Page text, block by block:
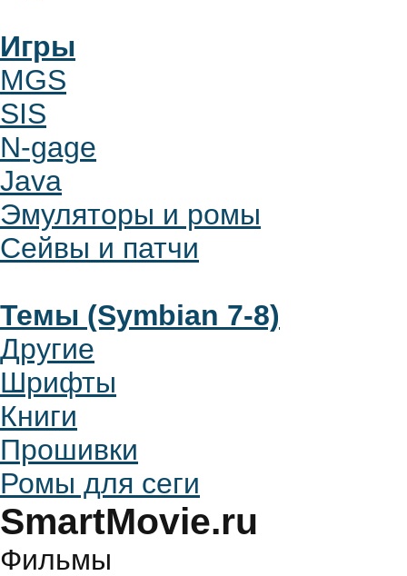
Игры
MGS
SIS
N-gage
Java
Эмуляторы и ромы
Сейвы и патчи
Темы (Symbian 7-8)
Другие
Шрифты
Книги
Прошивки
Ромы для сеги
SmartMovie.ru
Фильмы